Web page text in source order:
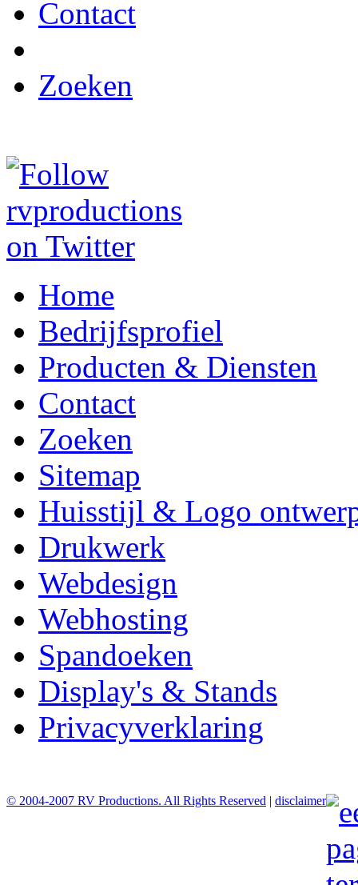
Contact
Zoeken
Home
Bedrijfsprofiel
Producten & Diensten
Contact
Zoeken
Sitemap
Huisstijl & Logo
Drukwerk
Webdesign
Webhosting
Spandoeken
Display's & Stands
Privacyverklaring
© 2004-2007 RV Productions. All Rights Reserved | disclaimer